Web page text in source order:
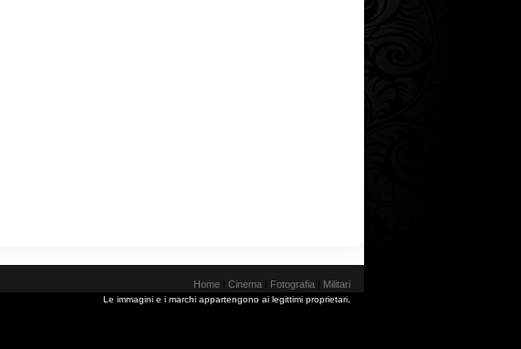
Home Cinema Fotografia Militari
Le immagini e i marchi appartengono ai legittimi proprietari.